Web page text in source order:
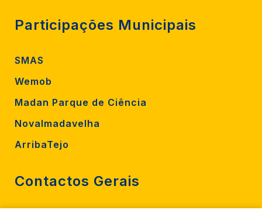
Participações Municipais
SMAS
Wemob
Madan Parque de Ciência
Novalmadavelha
ArribaTejo
Contactos Gerais